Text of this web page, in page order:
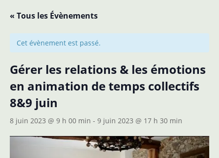
« Tous les Évènements
Cet évènement est passé.
Gérer les relations & les émotions
en animation de temps collectifs
8&9 juin
8 juin 2023 @ 9 h 00 min - 9 juin 2023 @ 17 h 30 min